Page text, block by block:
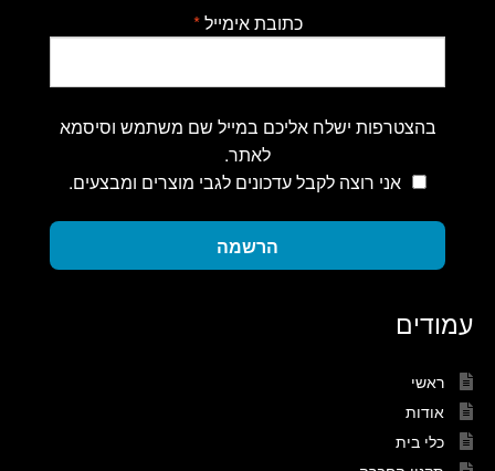
כתובת אימייל*
בהצטרפות ישלח אליכם במייל שם משתמש וסיסמא
לאתר.
אני רוצה לקבל עדכונים לגבי מוצרים ומבצעים.
הרשמה
עמודים
ראשי
אודות
כלי בית